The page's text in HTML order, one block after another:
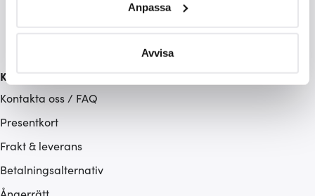
Ta reda på mer om hur dina personliga uppgifter
Du kan ändra eller dra tillbaka ditt samtycke när som
Vi använder cookies för att innehållet och annonserna
ska anpassas efter det som vi tror att du tycker om. Det
hemsidan ännu bättre. Du bestämmer själv vilka cookies
som du vill dela med dig av.
Anpassa
Avvisa
Kundservice
Kontakta oss / FAQ
Presentkort
Frakt & leverans
Betalningsalternativ